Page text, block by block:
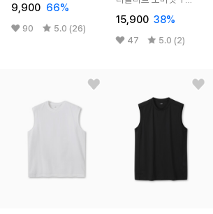
9,900 66%
90 5.0 (26)
15,900 38%
47 5.0 (2)